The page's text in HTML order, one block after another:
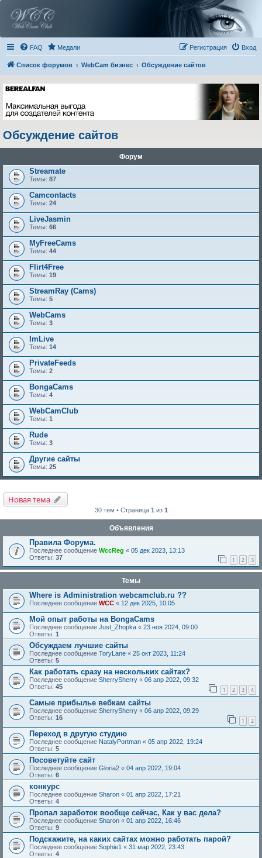
FAQ Медали Вход
Регистрация
Список форумов WebCam бизнес Обсуждение сайтов
Обсуждение сайтов
Форум
Streamate
Темы: 87
Camcontacts
Темы: 24
LiveJasmin
Темы: 66
MyFreeCams
Темы: 44
Flirt4Free
Темы: 19
StreamRay (Cams)
Темы: 5
WebCams
Темы: 3
ImLive
Темы: 14
PrivateFeeds
Темы: 2
BongaCams
Темы: 4
WebCamClub
Темы: 1
Rude
Темы: 3
Другие сайты
Темы: 25
Новая тема
30 тем • Страница 1 из 1
Объявления
Правила Форума.
Последнее сообщение WccReg « 05 дек 2023, 13:13
Ответы: 37 1 2 3
Темы
Where is Administration webcamclub.ru ??
Последнее сообщение WCC « 12 дек 2025, 10:05
Мой опыт работы на BongaCams
Последнее сообщение Just_Zhopka « 23 ноя 2024, 09:00
Ответы: 1
Обсуждаем лучшие сайты
Последнее сообщение ToryLane « 25 окт 2023, 11:24
Ответы: 5
Как работать сразу на нескольких сайтах?
Последнее сообщение SherrySherry « 06 апр 2022, 09:32
Ответы: 45 1 2 3 4
Самые прибылье вебкам сайты
Последнее сообщение SherrySherry « 06 апр 2022, 09:29
Ответы: 16 1 2
Переход в другую студию
Последнее сообщение NatalyPortman « 05 апр 2022, 19:24
Ответы: 5
Посоветуйте сайт
Последнее сообщение Gloria2 « 04 апр 2022, 19:04
Ответы: 6
конкурс
Последнее сообщение Sharon « 01 апр 2022, 17:21
Ответы: 4
Пропал заработок вообще сейчас, Как у вас дела?
Последнее сообщение Sharon « 01 апр 2022, 16:46
Ответы: 9
Подскажите, на каких сайтах можно работать парой?
Последнее сообщение Sophie1 « 31 мар 2022, 23:43
Ответы: 4